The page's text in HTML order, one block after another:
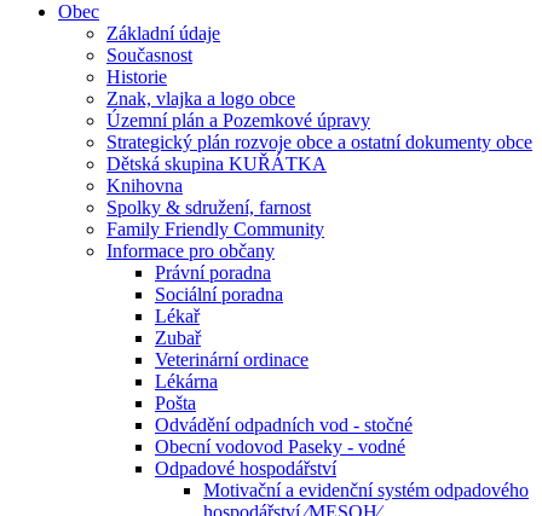
Obec
Základní údaje
Současnost
Historie
Znak, vlajka a logo obce
Územní plán a Pozemkové úpravy
Strategický plán rozvoje obce a ostatní dokumenty obce
Dětská skupina KUŘÁTKA
Knihovna
Spolky & sdružení, farnost
Family Friendly Community
Informace pro občany
Právní poradna
Sociální poradna
Lékař
Zubař
Veterinární ordinace
Lékárna
Pošta
Odvádění odpadních vod - stočné
Obecní vodovod Paseky - vodné
Odpadové hospodářství
Motivační a evidenční systém odpadového
hospodářství ⁄MESOH⁄